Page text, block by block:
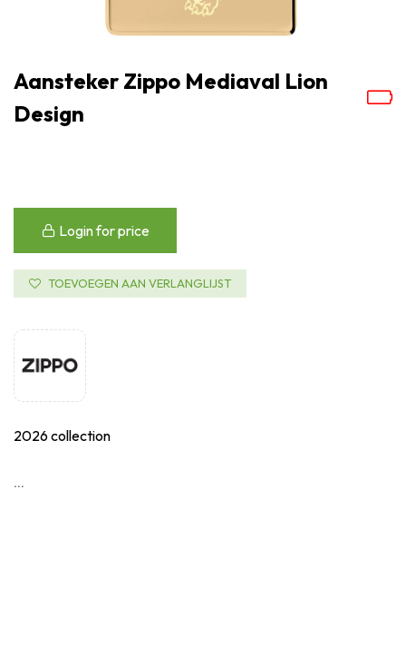
Aansteker Zippo Mediaval Lion
Design
Login for price
TOEVOEGEN AAN VERLANGLIJST
2026 collection
...